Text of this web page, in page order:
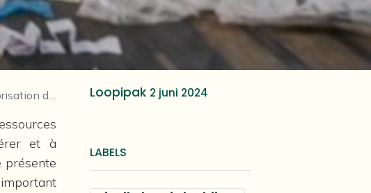
déchets
et à
présente
Loopipak 2 juni 2024
LABELS